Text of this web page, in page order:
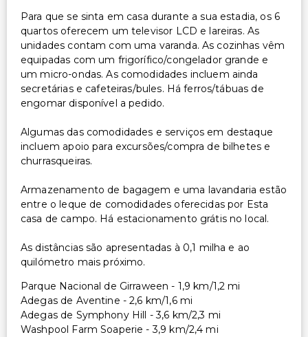
Para que se sinta em casa durante a sua estadia, os 6
quartos oferecem um televisor LCD e lareiras. As
unidades contam com uma varanda. As cozinhas vêm
equipadas com um frigorífico/congelador grande e
um micro-ondas. As comodidades incluem ainda
secretárias e cafeteiras/bules. Há ferros/tábuas de
engomar disponível a pedido.
Algumas das comodidades e serviços em destaque
incluem apoio para excursões/compra de bilhetes e
churrasqueiras.
Armazenamento de bagagem e uma lavandaria estão
entre o leque de comodidades oferecidas por Esta
casa de campo. Há estacionamento grátis no local.
As distâncias são apresentadas à 0,1 milha e ao
quilómetro mais próximo.
Parque Nacional de Girraween - 1,9 km/1,2 mi
Adegas de Aventine - 2,6 km/1,6 mi
Adegas de Symphony Hill - 3,6 km/2,3 mi
Washpool Farm Soaperie - 3,9 km/2,4 mi